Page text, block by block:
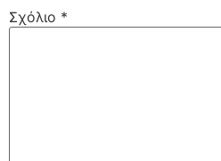
Σχόλιο *